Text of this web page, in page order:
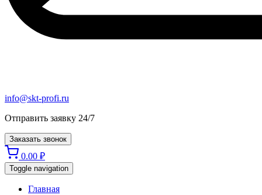
info@skt-profi.ru
Отправить заявку 24/7
Заказать звонок
0.00 ₽
Toggle navigation
Главная